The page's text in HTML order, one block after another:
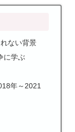
ない背景
に学ぶ
年～2021